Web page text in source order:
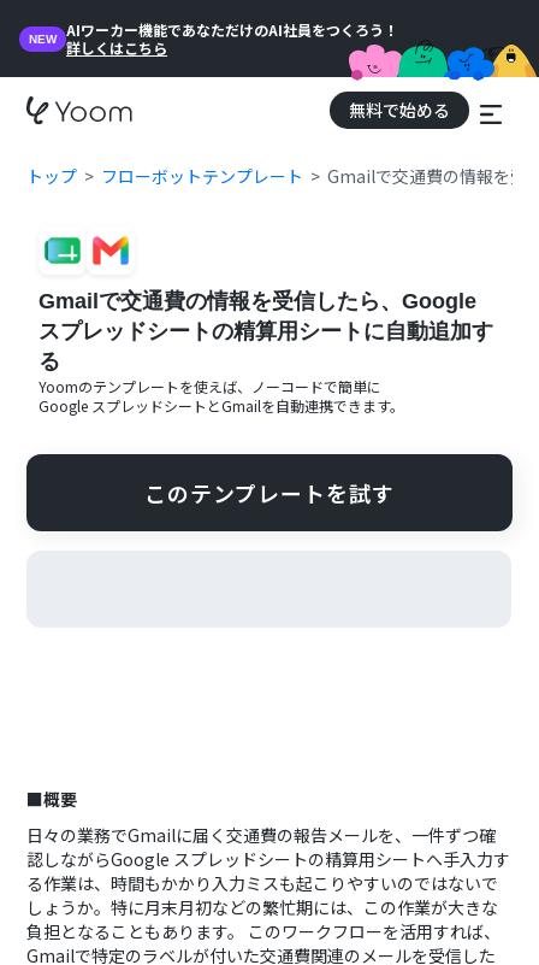
NEW
AIワーカー機能であなただけのAI社員をつくろう！
詳しくはこちら
無料で始める
トップ フローボットテンプレート Gmailで交通費の情報を受
Gmailで交通費の情報を受信したら、Google
スプレッドシートの精算用シートに自動追加す
る
Yoomのテンプレートを使えば、ノーコードで簡単に
Google スプレッドシート とGmailを自動連携できます。
このテンプレートを試す
■概要
日々の業務でGmailに届く交通費の報告メールを、一件ずつ確
認しながらGoogle スプレッドシートの精算用シートへ手入力す
る作業は、時間もかかり入力ミスも起こりやすいのではないで
しょうか。特に月末月初などの繁忙期には、この作業が大きな
負担となることもあります。 このワークフローを活用すれば、
Gmailで特定のラベルが付いた交通費関連のメールを受信した